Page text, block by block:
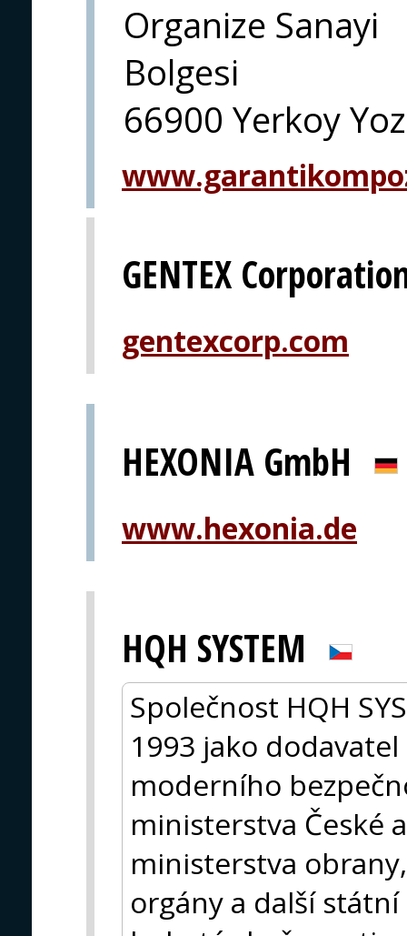
Organize Sanayi
Bolgesi
66900 Yerkoy
GENTEX
gentexcorp.com
HEXONIA GmbH
www.hexonia.de
HQH SYSTEM
Společnost HQH
1993 jako
moderního
ministerstva České
ministerstva
orgány a další